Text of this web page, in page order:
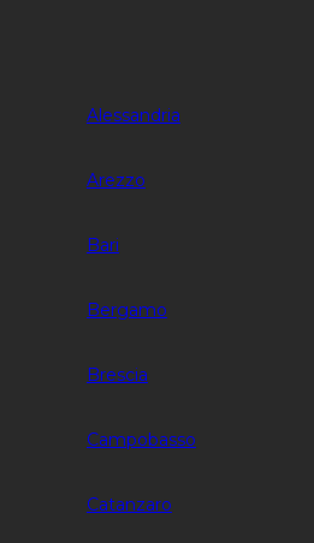
Alessandria
Arezzo
Bari
Bergamo
Brescia
Campobasso
Catanzaro